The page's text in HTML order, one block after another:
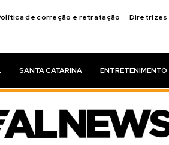
de correção e retratação Diretrizes
SANTA CATARINA ENTRETENIMENTO